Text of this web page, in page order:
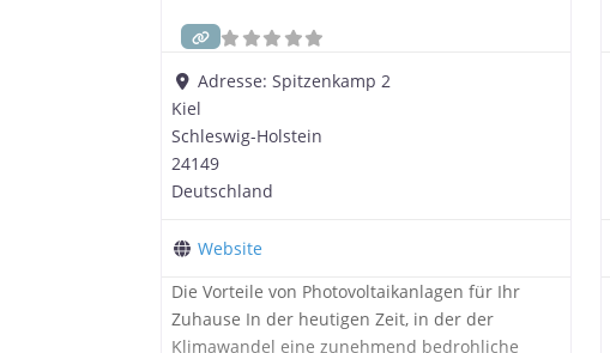
Adresse: Spitzenkamp 2
Kiel
Schleswig-Holstein
24149
Deutschland
Website
Die Vorteile von Photovoltaikanlagen für Ihr
Zuhause In der heutigen Zeit, in der der
Klimawandel eine zunehmend bedrohliche